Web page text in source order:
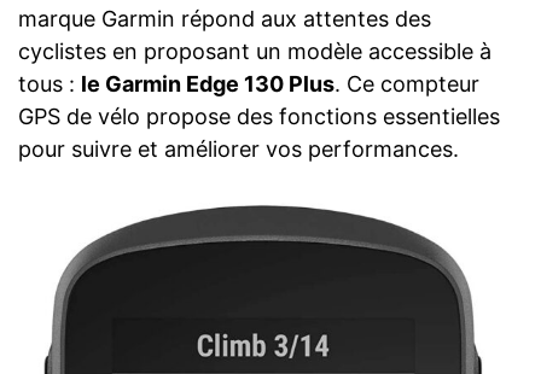
marque Garmin répond aux attentes des
cyclistes en proposant un modèle accessible à
tous : le Garmin Edge 130 Plus. Ce compteur
GPS de vélo propose des fonctions essentielles
pour suivre et améliorer vos performances.